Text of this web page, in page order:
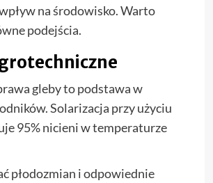
na środowisko. Warto
podejścia.
gleby to podstawa w
Solarizacja przy użyciu
95% nicieni w temperaturze
płodozmian i odpowiednie